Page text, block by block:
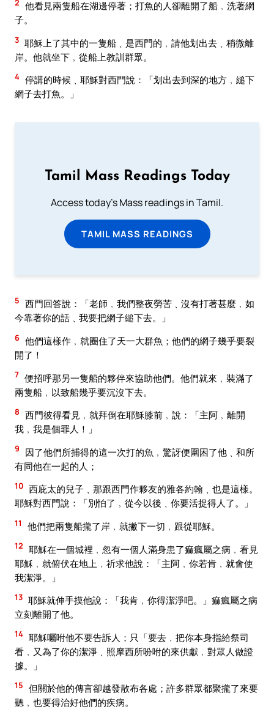
2 他看見兩隻船在湖邊停著；打魚的人卻離開了船﹐洗著網
子。
3 耶穌上了其中的一隻船﹑是西門的﹐請他划出去﹑稍微離
岸。他就坐下﹐從船上教訓群眾。
4 停講的時候﹑耶穌對西門說：「划出去到深的地方﹐縋下
網子去打魚。」
Tamil Mass Readings Today
Access today's Mass readings in Tamil.
TAMIL MASS READINGS
5 西門回答說：「老師﹐我們整夜勞苦﹑沒有打著甚麼﹐如
今靠著你的話﹑我要把網子縋下去。」
6 他們這樣作﹐就圈住了天一大群魚；他們的網子幾乎要裂
開了！
7 便招呼那另一隻船的夥伴來協助他們。他們就來﹐裝滿了
兩隻船﹐以致船幾乎要沉沒下去。
8 西門彼得看見﹐就拜倒在耶穌膝前﹐說：「主阿﹐離開
我﹐我是個罪人！」
9
因了他們所捕得的這一次打的魚﹐驚訝便圍困了他﹑和所
有同他在一起的人；
10 西庇太的兒子﹑那跟西門作夥友的雅各約翰﹑也是這樣。
耶穌對西門說：「別怕了﹐從今以後﹑你要活捉得人了。」
11 他們把兩隻船攏了岸﹐就撇下一切﹐跟從耶穌。
12 耶穌在一個城裡﹐忽有一個人滿身患了痲瘋屬之病﹐看見
耶穌﹐就俯伏在地上﹐祈求他說：「主阿﹐你若肯﹐就會使
我潔淨。」
13 耶穌就伸手摸他說：「我肯﹐你得潔淨吧。」痲瘋屬之病
立刻離開了他。
14 耶穌囑咐他不要告訴人；只「要去﹐把你本身指給祭司
看﹐又為了你的潔淨﹑照摩西所吩咐的來供獻﹐對眾人做證
據。」
15 但關於他的傳言卻越發散布各處；許多群眾都聚攏了來要
聽﹐也要得治好他們的疾病。